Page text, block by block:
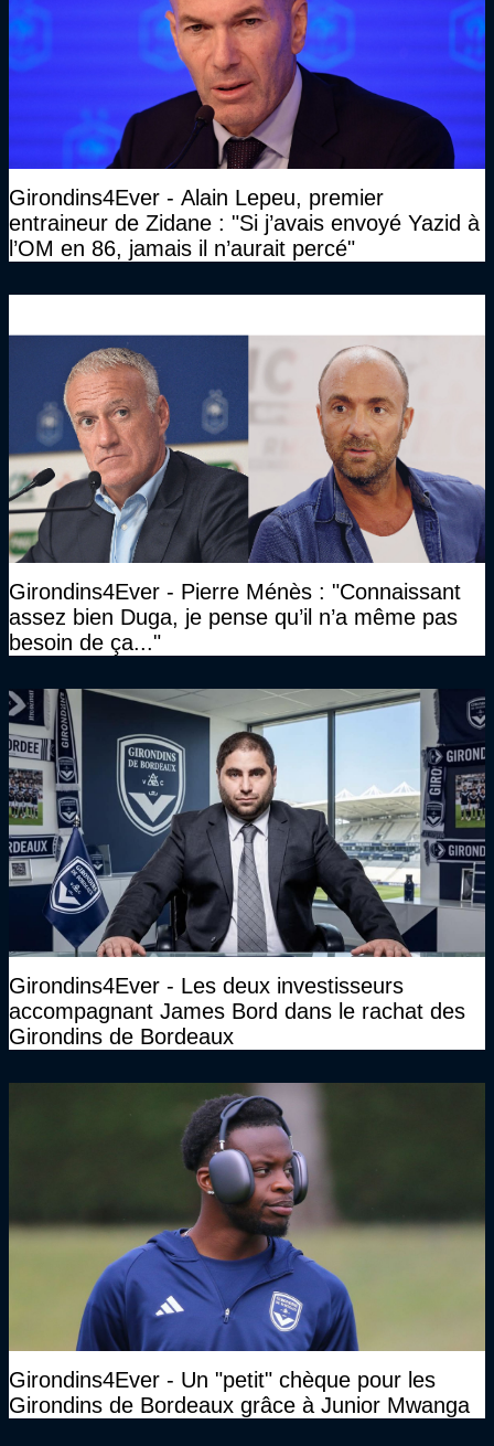
Girondins4Ever - Alain Lepeu, premier
entraineur de Zidane : "Si j’avais envoyé Yazid à
l’OM en 86, jamais il n’aurait percé"
Girondins4Ever - Pierre Ménès : "Connaissant
assez bien Duga, je pense qu’il n’a même pas
besoin de ça..."
Girondins4Ever - Les deux investisseurs
accompagnant James Bord dans le rachat des
Girondins de Bordeaux
Girondins4Ever - Un "petit" chèque pour les
Girondins de Bordeaux grâce à Junior Mwanga